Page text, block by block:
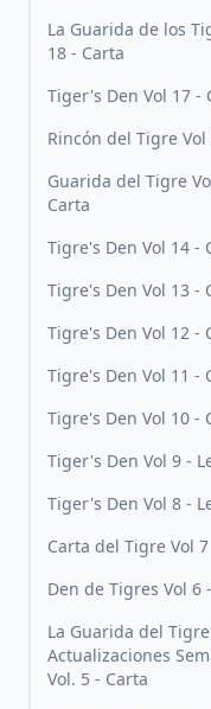
La Guarida de los
18 - Carta
Tiger's Den Vol 17 -
Rincón del Tigre Vol
Guarida del Tigre
Carta
Tigre's Den Vol 14 -
Tigre's Den Vol 13 -
Tigre's Den Vol 12 -
Tigre's Den Vol 11 -
Tigre's Den Vol 10 -
Tiger's Den Vol 9 -
Tiger's Den Vol 8 -
Carta del Tigre Vol 7
Den de Tigres Vol 6
La Guarida del
Actualizaciones
Vol. 5 - Carta